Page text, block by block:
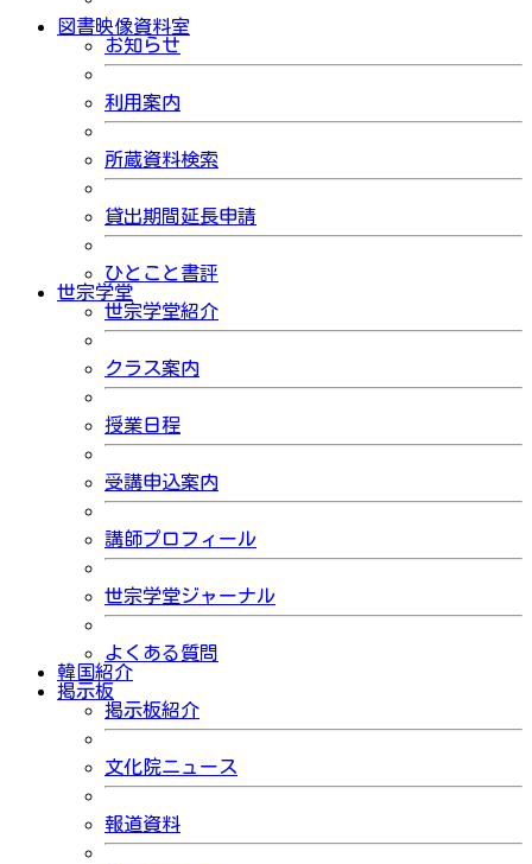
図書映像資料室
お知らせ
利用案内
所蔵資料検索
貸出期間延長申請
ひとこと書評
世宗学堂
世宗学堂紹介
クラス案内
授業日程
受講申込案内
講師プロフィール
世宗学堂ジャーナル
よくある質問
韓国紹介
掲示板
掲示板紹介
文化院ニュース
報道資料